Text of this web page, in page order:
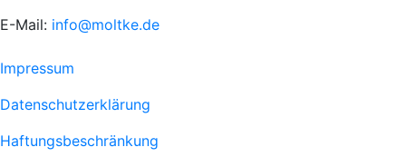
E-Mail: info@moltke.de
Menu
Fußzeile
1
Impressum
Datenschutzerklärung
Haftungsbeschränkung